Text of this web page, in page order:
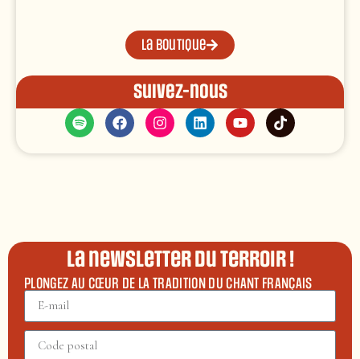
La boutique
Suivez-nous
La newsletter du terroir !
PLONGEZ AU CŒUR DE LA TRADITION DU CHANT FRANÇAIS